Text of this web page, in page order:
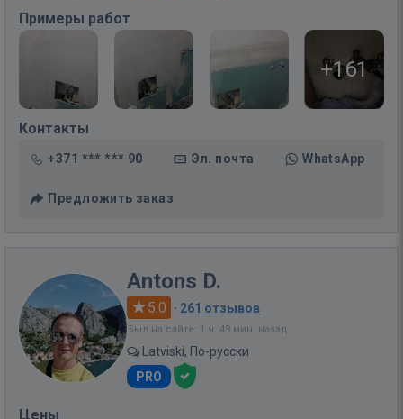
Примеры работ
+161
Контакты
+371 *** *** 90 Эл. почта WhatsApp
Предложить заказ
Antons D.
5.0 · 261 отзывов
Был на сайте: 1 ч. 49 мин. назад
Latviski, По-русски
PRO
Цены